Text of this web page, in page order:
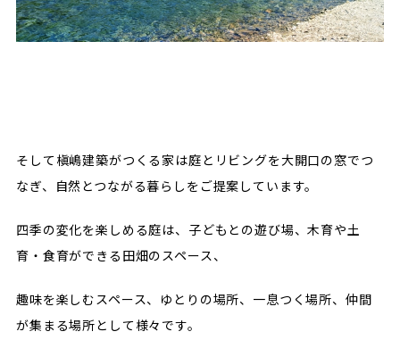
そして槇嶋建築がつくる家は庭とリビングを大開口の窓でつ
なぎ、自然とつながる暮らしをご提案しています。
四季の変化を楽しめる庭は、子どもとの遊び場、木育や土
育・食育ができる田畑のスペース、
趣味を楽しむスペース、ゆとりの場所、一息つく場所、仲間
が集まる場所として様々です。